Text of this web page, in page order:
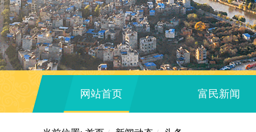
网站首页 富民新闻